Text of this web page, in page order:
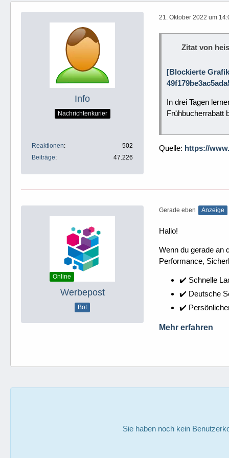
Info
Nachrichtenkurier
Reaktionen
502
Beiträge
47.226
21. Oktober 2022 um
Zitat von
[Blockierte
In drei Tagen
Frühbucherrabatt
Quelle: https://
Online
Werbepost
Bot
Gerade eben Anzeige
Hallo!
Wenn du gerade an
Performance,
✔️ Schnelle
✔️ Deutsche
✔️
Mehr erfahren
Sie haben noch kein